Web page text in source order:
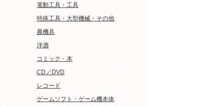
電動工具・工具
特殊工具・大型機械・その他
農機具
洋酒
コミック・本
CD／DVD
レコード
ゲームソフト・ゲーム機本体